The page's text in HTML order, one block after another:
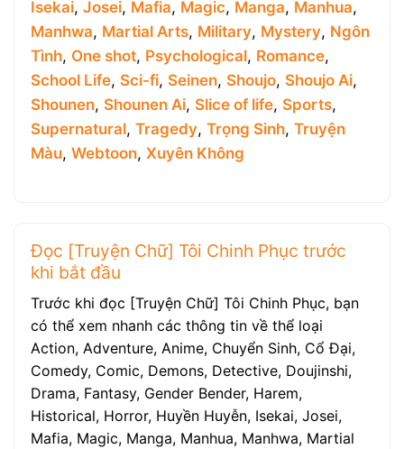
Isekai, Josei, Mafia, Magic, Manga, Manhua,
Manhwa, Martial Arts, Military, Mystery, Ngôn
Tình, One shot, Psychological, Romance,
School Life, Sci-fi, Seinen, Shoujo, Shoujo Ai,
Shounen, Shounen Ai, Slice of life, Sports,
Supernatural, Tragedy, Trọng Sinh, Truyện
Màu, Webtoon, Xuyên Không
Đọc [Truyện Chữ] Tôi Chinh Phục trước
khi bắt đầu
Trước khi đọc [Truyện Chữ] Tôi Chinh Phục, bạn
có thể xem nhanh các thông tin về thể loại
Action, Adventure, Anime, Chuyển Sinh, Cổ Đại,
Comedy, Comic, Demons, Detective, Doujinshi,
Drama, Fantasy, Gender Bender, Harem,
Historical, Horror, Huyền Huyễn, Isekai, Josei,
Mafia, Magic, Manga, Manhua, Manhwa, Martial